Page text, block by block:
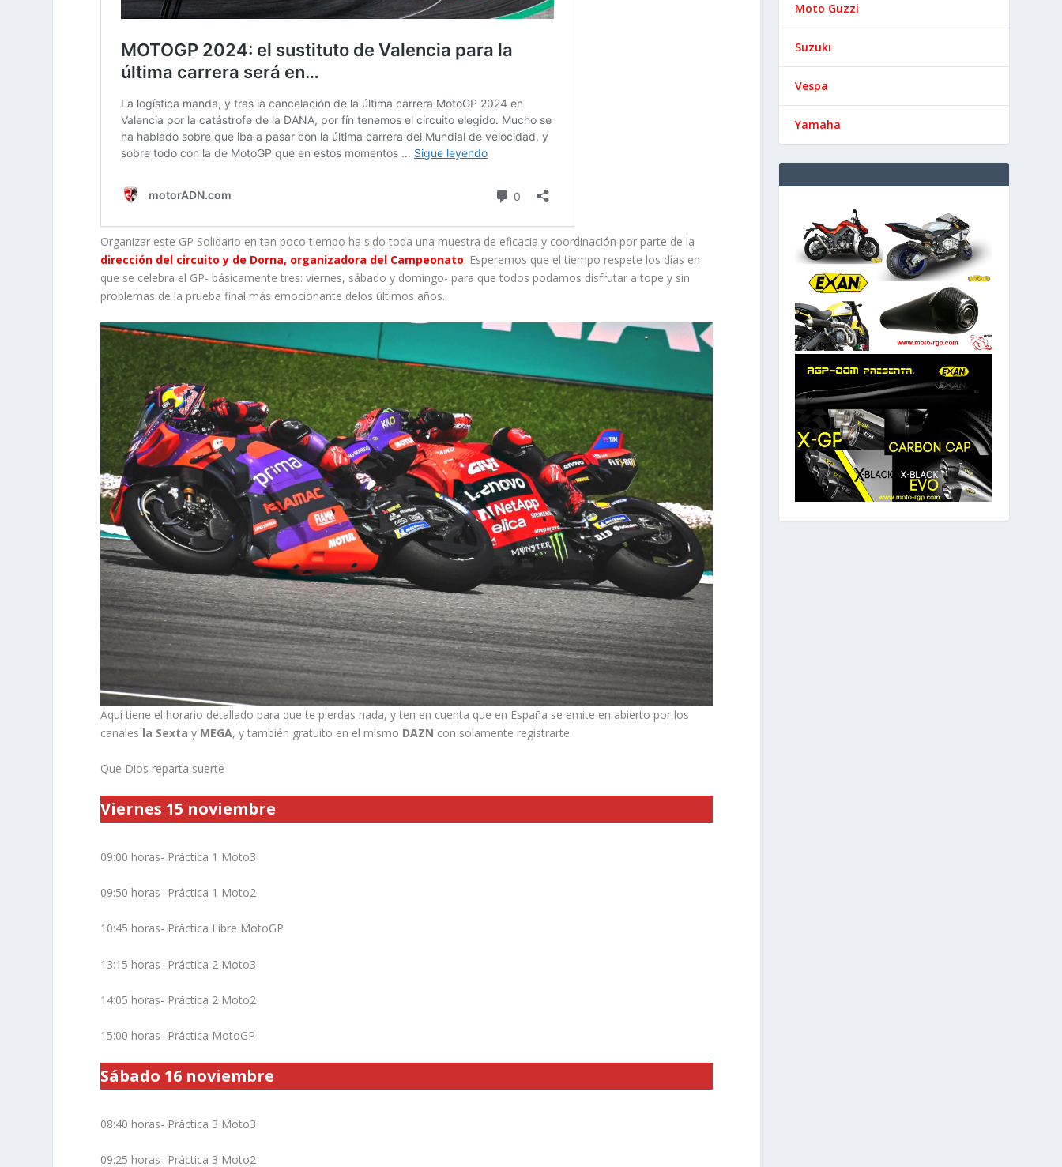
Organizar este GP Solidario en tan poco tiempo ha sido toda una muestra de eficacia y coordinación por parte de la
dirección del circuito y de Dorna, organizadora del Campeonato. Esperemos que el tiempo respete los días en
que se celebra el GP- básicamente tres: viernes, sábado y domingo- para que todos podamos disfrutar a tope y sin
problemas de la prueba final más emocionante delos últimos años.
Aquí tiene el horario detallado para que te pierdas nada, y ten en cuenta que en España se emite en abierto por los
canales la Sextay MEGA, y también gratuito en el mismo DAZN con solamente registrarte.
Que Dios reparta suerte
Viernes 15 noviembre
09:00 horas- Práctica 1 Moto3
09:50 horas- Práctica 1 Moto2
10:45 horas- Práctica Libre MotoGP
13:15 horas- Práctica 2 Moto3
14:05 horas- Práctica 2 Moto2
15:00 horas- Práctica MotoGP
Sábado 16 noviembre
08:40 horas- Práctica 3 Moto3
09:25 horas- Práctica 3 Moto2
Moto Guzzi
Suzuki
Vespa
Yamaha